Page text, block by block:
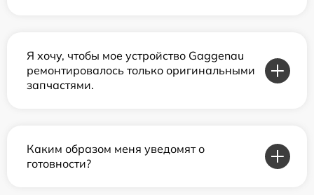
Я хочу, чтобы мое устройство Gaggenau
ремонтировалось только оригинальными
запчастями.
Каким образом меня уведомят о
готовности?